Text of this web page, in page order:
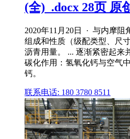
(全)_.docx 28页 原
2020年11月20日 · 与内摩
组成和性质（级配类型、尺
沥青用量。 ... 逐渐紧密起来
碳化作用：氢氧化钙与空气
钙。
联系电话: 180 3780 8511